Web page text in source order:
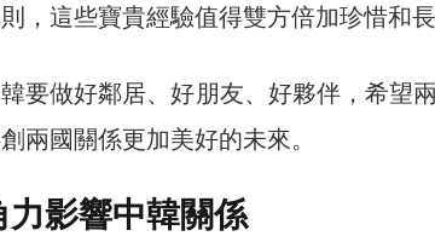
，這些寶貴經驗值得雙方倍加珍惜和長
要做好鄰居、好朋友、好夥伴，希望
兩國關係更加美好的未來。
影響中韓關係